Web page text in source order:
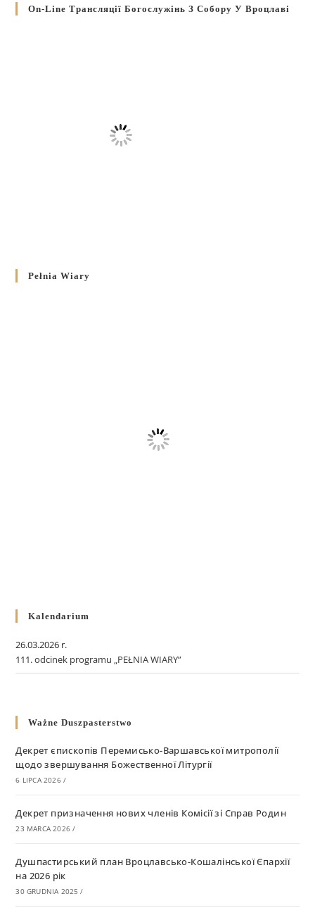
On-Line Трансляції Богослужінь З Собору У Вроцлаві
Pełnia Wiary
Kalendarium
26.03.2026 r.
111. odcinek programu „PEŁNIA WIARY”
Ważne Duszpasterstwo
Декрет єпископів Перемисько-Варшавської митрополії
щодо звершування Божественної Літургії
6 LIPCA 2026 /
Декрет призначення нових членів Комісії зі Справ Родин
23 MARCA 2026 /
Душпастирський план Вроцлавсько-Кошалінської Єпархії
на 2026 рік
30 GRUDNIA 2025 /